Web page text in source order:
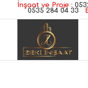
İnşaat ve Proje :
0535 284 04 33